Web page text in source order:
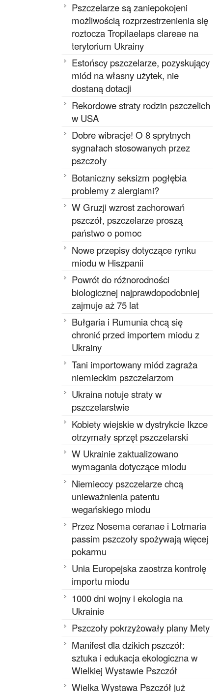
Pszczelarze są zaniepokojeni
możliwością rozprzestrzenienia się
roztocza Tropilaelaps clareae na
terytorium Ukrainy
Estońscy pszczelarze, pozyskujący
miód na własny użytek, nie
dostaną dotacji
Rekordowe straty rodzin pszczelich
w USA
Dobre wibracje! O 8 sprytnych
sygnałach stosowanych przez
pszczoły
Botaniczny seksizm pogłębia
problemy z alergiami?
W Gruzji wzrost zachorowań
pszczół, pszczelarze proszą
państwo o pomoc
Nowe przepisy dotyczące rynku
miodu w Hiszpanii
Powrót do różnorodności
biologicznej najprawdopodobniej
zajmuje aż 75 lat
Bułgaria i Rumunia chcą się
chronić przed importem miodu z
Ukrainy
Tani importowany miód zagraża
niemieckim pszczelarzom
Ukraina notuje straty w
pszczelarstwie
Kobiety wiejskie w dystrykcie Ikzce
otrzymały sprzęt pszczelarski
W Ukrainie zaktualizowano
wymagania dotyczące miodu
Niemieccy pszczelarze chcą
unieważnienia patentu
wegańskiego miodu
Przez Nosema ceranae i Lotmaria
passim pszczoły spożywają więcej
pokarmu
Unia Europejska zaostrza kontrolę
importu miodu
1000 dni wojny i ekologia na
Ukrainie
Pszczoły pokrzyżowały plany Mety
Manifest dla dzikich pszczół:
sztuka i edukacja ekologiczna w
Wielkiej Wystawie Pszczół
Wielka Wystawa Pszczół już